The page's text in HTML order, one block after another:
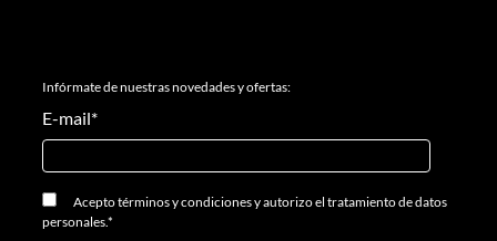
Infórmate de nuestras novedades y ofertas:
E-mail*
Aceptotérminos y condicionesyautorizo el tratamiento de datos
personales.*